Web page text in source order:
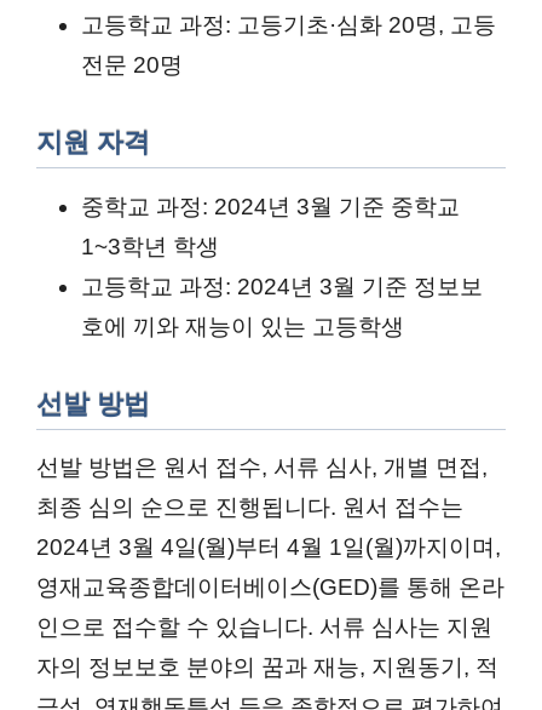
고등학교 과정: 고등기초·심화 20명, 고등
전문 20명
지원 자격
중학교 과정: 2024년 3월 기준 중학교
1~3학년 학생
고등학교 과정: 2024년 3월 기준 정보보
호에 끼와 재능이 있는 고등학생
선발 방법
선발 방법은 원서 접수, 서류 심사, 개별 면접,
최종 심의 순으로 진행됩니다. 원서 접수는
2024년 3월 4일(월)부터 4월 1일(월)까지이며,
영재교육종합데이터베이스(GED)를 통해 온라
인으로 접수할 수 있습니다. 서류 심사는 지원
자의 정보보호 분야의 꿈과 재능, 지원동기, 적